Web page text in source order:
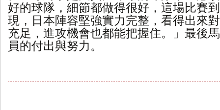
好的球隊，細節都做得很好，這場比賽
現，日本陣容堅強實力完整，看得出來
充足，進攻機會也都能把握住。」最後
員的付出與努力。